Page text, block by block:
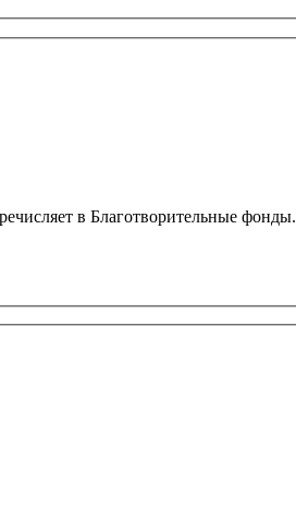
в Благотворительные фонды.